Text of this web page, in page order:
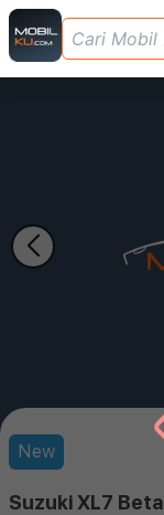
New
Suzuki XL7 Beta